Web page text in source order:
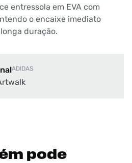
entressola em EVA com
o encaixe imediato
duração.
ADIDAS
pode